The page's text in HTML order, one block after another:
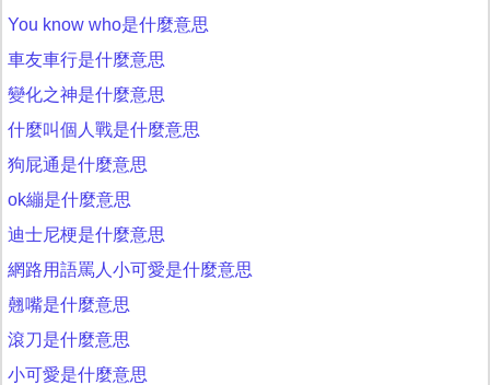
You know who是什麼意思
車友車行是什麼意思
變化之神是什麼意思
什麼叫個人戰是什麼意思
狗屁通是什麼意思
ok繃是什麼意思
迪士尼梗是什麼意思
網路用語罵人小可愛是什麼意思
翹嘴是什麼意思
滾刀是什麼意思
小可愛是什麼意思